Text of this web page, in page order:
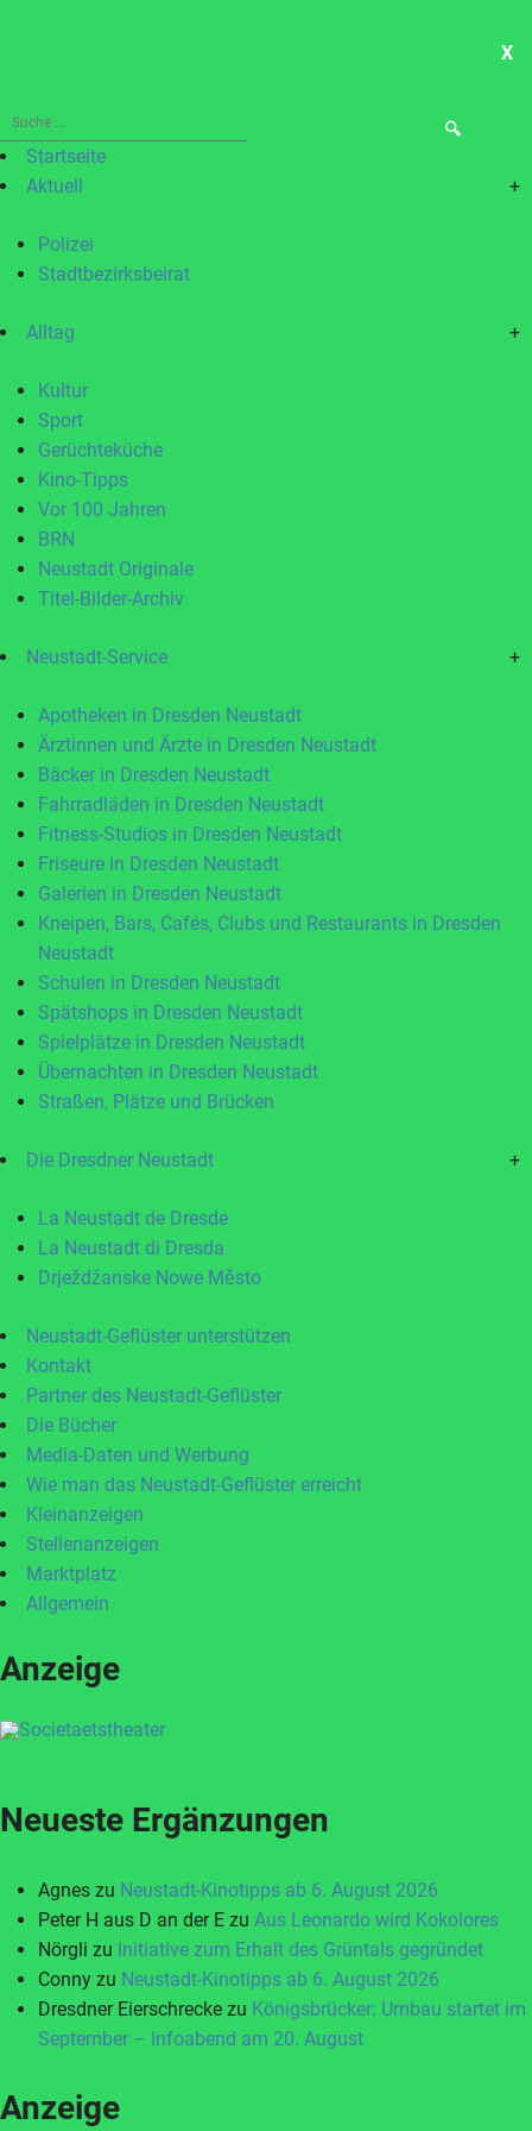
X
Suche
nach:Startseite
Aktuell
+
Polizei
Stadtbezirksbeirat
Alltag +
Kultur
Sport
Gerüchteküche
Kino-Tipps
Vor 100 Jahren
BRN
Neustadt Originale
Titel-Bilder-Archiv
Neustadt-Service +
Apotheken in Dresden Neustadt
Ärztinnen und Ärzte in Dresden Neustadt
Bäcker in Dresden Neustadt
Fahrradläden in Dresden Neustadt
Fitness-Studios in Dresden Neustadt
Friseure in Dresden Neustadt
Galerien in Dresden Neustadt
Kneipen, Bars, Cafés, Clubs und Restaurants in Dresden
Neustadt
Schulen in Dresden Neustadt
Spätshops in Dresden Neustadt
Spielplätze in Dresden Neustadt
Übernachten in Dresden Neustadt
Straßen, Plätze und Brücken
Die Dresdner Neustadt +
La Neustadt de Dresde
La Neustadt di Dresda
Drježdźanske Nowe Město
Neustadt-Geflüster unterstützen
Kontakt
Partner des Neustadt-Geflüster
Die Bücher
Media-Daten und Werbung
Wie man das Neustadt-Geflüster erreicht
Kleinanzeigen
Stellenanzeigen
Marktplatz
Allgemein
Anzeige
Neueste Ergänzungen
Agnes zu Neustadt-Kinotipps ab 6. August 2026
Peter H aus D an der E zu Aus Leonardo wird Kokolores
Nörgli zu Initiative zum Erhalt des Grüntals gegründet
Conny zu Neustadt-Kinotipps ab 6. August 2026
Dresdner Eierschrecke zu Königsbrücker: Umbau startet im
September – Infoabend am 20. August
Anzeige